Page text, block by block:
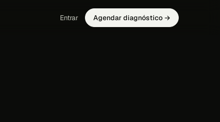
Entrar Agendar diagnóstico →